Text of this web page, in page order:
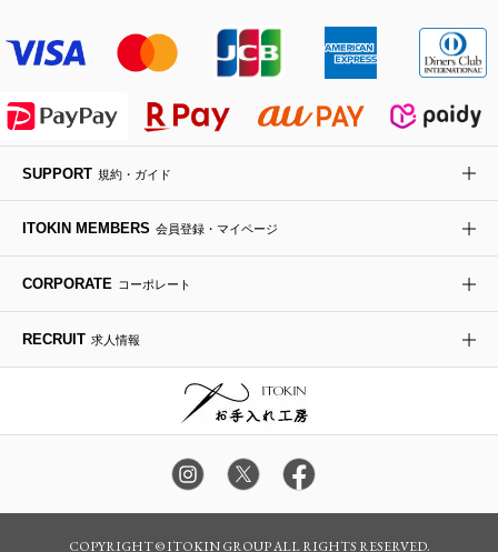
MK MICHEL KLEIN BAG
HIROKO KOSHINO
ライダースジャケット
デニムジャケット
ダウンジャケット・コート
ハンカチ・バンダナ
手袋
チャーム・ストラップ
バックパック・リュック
ボディバッグ・メッセンジャーバッグ
トラベルバッグ
フラットシューズ
ローファー
ドレスシューズ
カサブランカ・カラー
ラナンキュラス
ポプリアレンジ＆フレグランス
SUPPORT 規約・ガイド
ITOKIN MEMBERS 会員登録・マイページ
CORPORATE コーポレート
RECRUIT 求人情報
COPYRIGHT © ITOKIN GROUP ALL RIGHTS RESERVED.